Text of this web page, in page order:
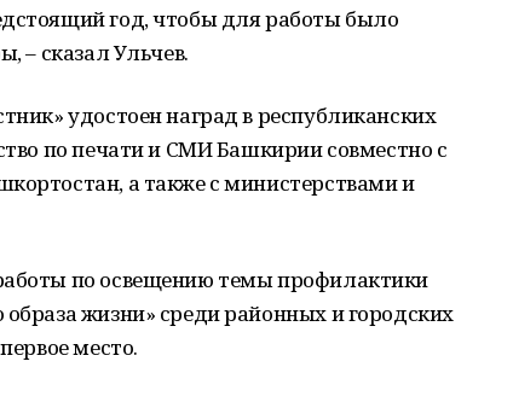
год, чтобы для работы было
– сказал Ульчев.
удостоен наград в республиканских
по печати и СМИ Башкирии совместно с
а также с министерствами и
по освещению темы профилактики
жизни» среди районных и городских
место.